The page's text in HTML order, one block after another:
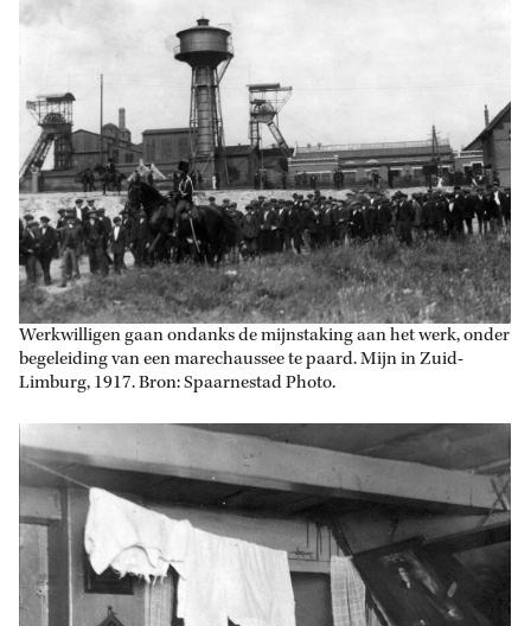
Werkwilligen gaan ondanks de mijnstaking aan het werk, onder
begeleiding van een marechaussee te paard. Mijn in Zuid-
Limburg, 1917. Bron: Spaarnestad Photo.